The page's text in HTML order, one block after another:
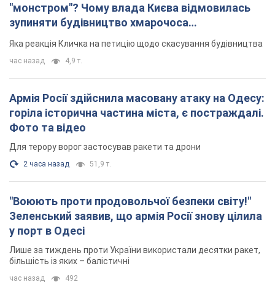
"монстром"? Чому влада Києва відмовилась
зупиняти будівництво хмарочоса
"московського вірянина"
Яка реакція Кличка на петицію щодо скасування будівництва
час назад 4,9 т.
Армія Росії здійснила масовану атаку на Одесу:
горіла історична частина міста, є постраждалі.
Фото та відео
Для терору ворог застосував ракети та дрони
2 часа назад 51,9 т.
"Воюють проти продовольчої безпеки світу!"
Зеленський заявив, що армія Росії знову цілила
у порт в Одесі
Лише за тиждень проти України використали десятки ракет,
більшість із яких – балістичні
час назад 492